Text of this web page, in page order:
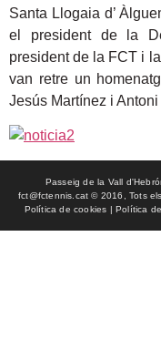
Santa Llogaia d’
el president de la
president de la FCT i
van retre un
Jesús Martínez i
Passeig de la Vall
fct@fctennis.cat © 2016, Tots
Política de cookies | Política